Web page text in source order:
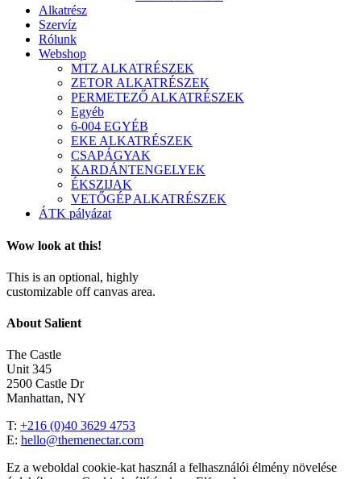
Alkatrész
Szervíz
Rólunk
Webshop
MTZ ALKATRÉSZEK
ZETOR ALKATRÉSZEK
PERMETEZŐ ALKATRÉSZEK
Egyéb
6-004 EGYÉB
EKE ALKATRÉSZEK
CSAPÁGYAK
KARDÁNTENGELYEK
ÉKSZIJAK
VETŐGÉP ALKATRÉSZEK
ÁTK pályázat
Wow look at this!
This is an optional, highly
customizable off canvas area.
About Salient
The Castle
Unit 345
2500 Castle Dr
Manhattan, NY
T: +216 (0)40 3629 4753
E: hello@themenectar.com
Ez a weboldal cookie-kat használ a felhasználói élmény növelése